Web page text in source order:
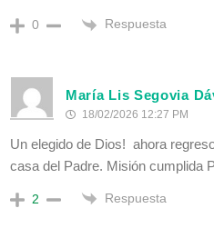
0 Respuesta
María Lis Segovia
18/02/2026 12:27 PM
Un elegido de Dios! ahora
casa del Padre. Misión cumplida
2 Respuesta